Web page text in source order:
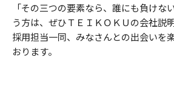
「その三つの要素なら、誰にも負けな
う方は、ぜひＴＥＩＫＯＫＵの会社説
採用担当一同、みなさんとの出会いを
おります。